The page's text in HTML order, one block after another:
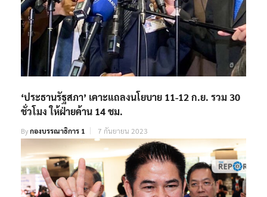
‘ประธานรัฐสภา’ เคาะแถลงนโยบาย 11-12 ก.ย. รวม 30
ชั่วโมง ให้ฝ่ายค้าน 14 ชม.
Byกองบรรณาธิการ 1 7 กันยายน 2023